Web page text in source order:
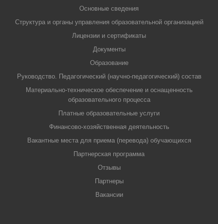
Основные сведения
Структура и органы управления образовательной организацией
Лицензии и сертификаты
Документы
Образование
Руководство. Педагогический (научно-педагогический) состав
Материально-техническое обеспечение и оснащенность
образовательного процесса
Платные образовательные услуги
Финансово-хозяйственная деятельность
Вакантные места для приема (перевода) обучающихся
Партнерская программа
Отзывы
Партнеры
Вакансии